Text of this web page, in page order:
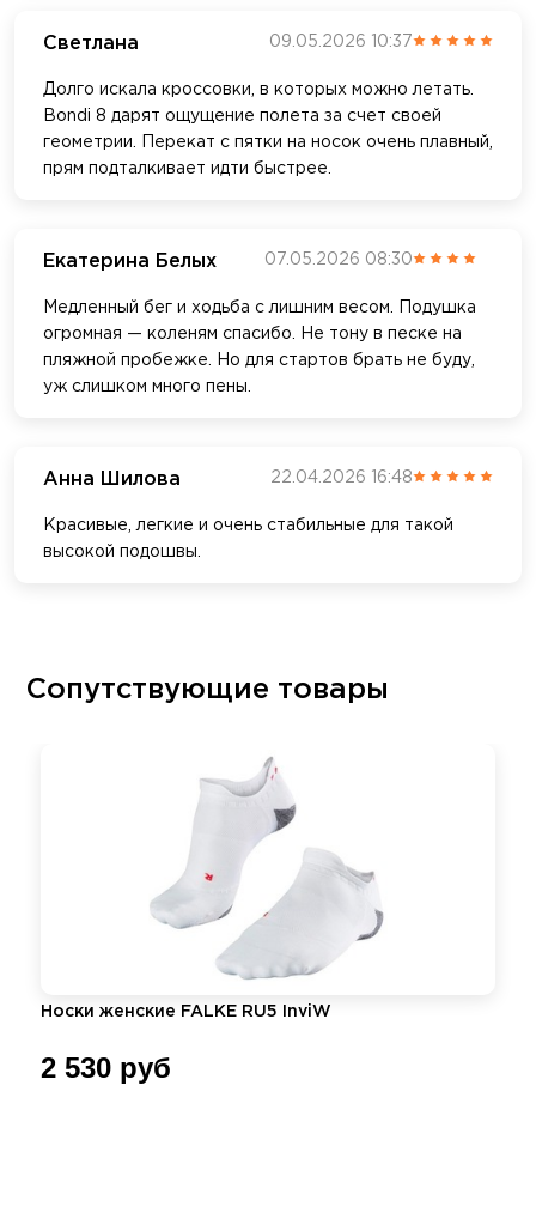
Светлана 09.05.2026 10:37
Долго искала кроссовки, в которых можно летать.
Bondi 8 дарят ощущение полета за счет своей
геометрии. Перекат с пятки на носок очень плавный,
прям подталкивает идти быстрее.
Екатерина Белых 07.05.2026 08:30
Медленный бег и ходьба с лишним весом. Подушка
огромная — коленям спасибо. Не тону в песке на
пляжной пробежке. Но для стартов брать не буду,
уж слишком много пены.
Анна Шилова 22.04.2026 16:48
Красивые, легкие и очень стабильные для такой
высокой подошвы.
Сопутствующие товары
Носки женские FALKE RU5 InviW
2 530 руб